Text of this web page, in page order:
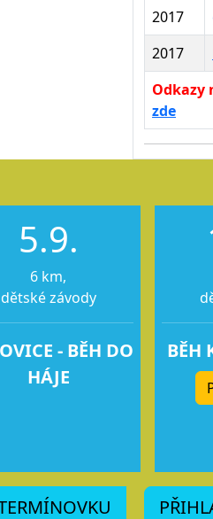
2017
2017
Odkazy
zde
5.9.
6 km,
dětské závody
- BĚH DO
HÁJE
BĚH